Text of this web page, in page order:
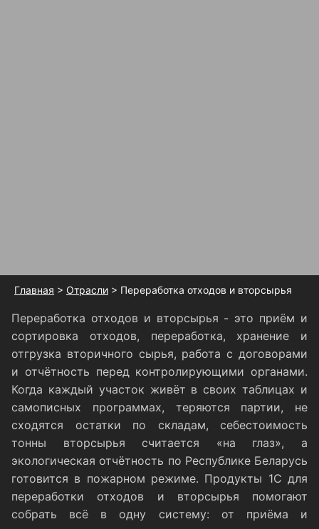
Главная > Отрасли> Переработка отходов и вторсырья
Переработка отходов и вторсырья - это приём и
сортировка отходов, переработка, хранение и
отгрузка вторичного сырья, работа с договорами
и отчётность перед контролирующими органами.
Когда каждый участок живёт в своих таблицах и
самописных программах, теряются партии, не
сходятся остатки по складам, себестоимость
тонны вторсырья считается «на глаз», а
экологическая отчётность по Республике Беларусь
готовится в пожарном режиме. Продукты 1С для
переработки отходов и вторсырья помогают
собрать всё в одну систему: от приёма и